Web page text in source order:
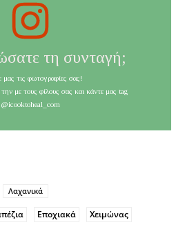
τη συνταγή;
μας τις φωτογραφίες σας!
την με τους φίλους σας και κάντε μας tag
@icooktoheal_com
Λαχανικά
Εποχιακά
Χειμώνας